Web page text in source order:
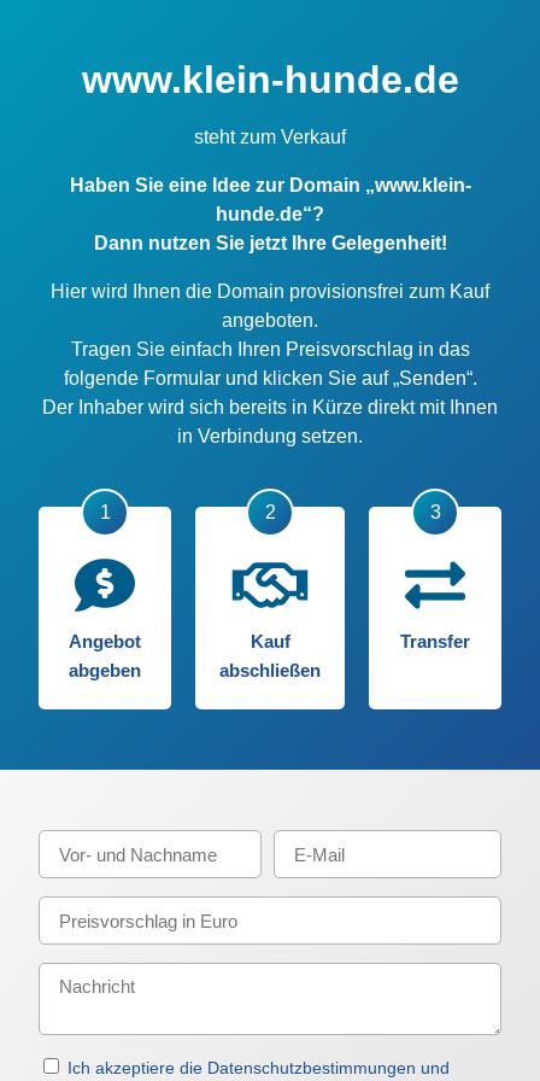
www.klein-hunde.de
steht zum Verkauf
Haben Sie eine Idee zur Domain „www.klein-
hunde.de“?
Dann nutzen Sie jetzt Ihre Gelegenheit!
Hier wird Ihnen die Domain provisionsfrei zum Kauf
angeboten.
Tragen Sie einfach Ihren Preisvorschlag in das
folgende Formular und klicken Sie auf „Senden“.
Der Inhaber wird sich bereits in Kürze direkt mit Ihnen
in Verbindung setzen.
Angebot
abgeben
Kauf
abschließen
Transfer
Ich akzeptiere die Datenschutzbestimmungen und